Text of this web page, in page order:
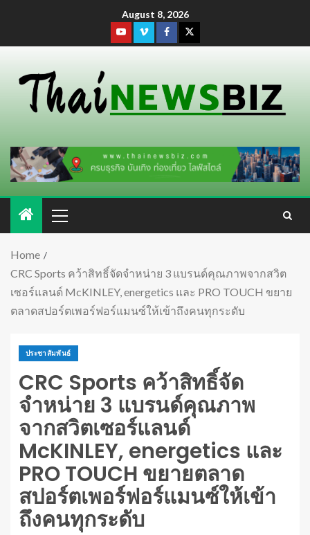
August 8, 2026
Home
CRC Sports คว้าสิทธิ์จัดจำหน่าย 3 แบรนด์คุณภาพจากสวิต
เซอร์แลนด์ McKINLEY, energetics และ PRO TOUCH ขยาย
ตลาดสปอร์ตเพอร์ฟอร์แมนซ์ให้เข้าถึงคนทุกระดับ
ประชาสัมพันธ์
CRC Sports คว้าสิทธิ์จัด
จำหน่าย 3 แบรนด์คุณภาพ
จากสวิตเซอร์แลนด์
McKINLEY, energetics และ
PRO TOUCH ขยายตลาด
สปอร์ตเพอร์ฟอร์แมนซ์ให้เข้า
ถึงคนทุกระดับ